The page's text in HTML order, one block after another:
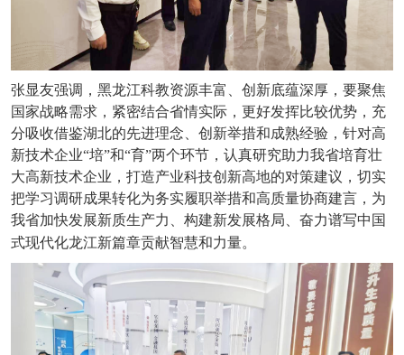
张显友强调，黑龙江科教资源丰富、创新底蕴深厚，要聚焦
国家战略需求，紧密结合省情实际，更好发挥比较优势，充
分吸收借鉴湖北的先进理念、创新举措和成熟经验，针对高
新技术企业“培”和“育”两个环节，认真研究助力我省培育壮
大高新技术企业，打造产业科技创新高地的对策建议，切实
把学习调研成果转化为务实履职举措和高质量协商建言，为
我省加快发展新质生产力、构建新发展格局、奋力谱写中国
式现代化龙江新篇章贡献智慧和力量。